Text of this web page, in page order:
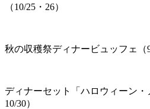
（10/25・26）
秋の収穫祭ディナービュッフェ（
ディナーセット「ハロウィーン・
10/30）